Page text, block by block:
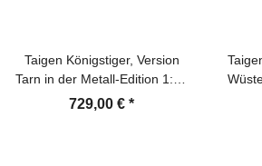
Taigen Königstiger, Version
Tarn in der Metall-Edition 1:16
mit KwK Rauchsystem, IR-
729,00 € *
1:16